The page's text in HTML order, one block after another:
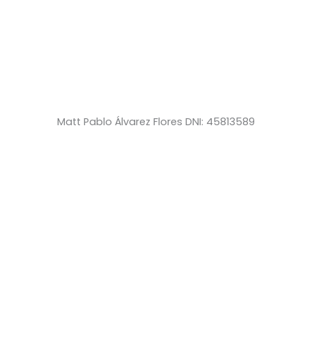
Matt Pablo Álvarez Flores DNI: 45813589